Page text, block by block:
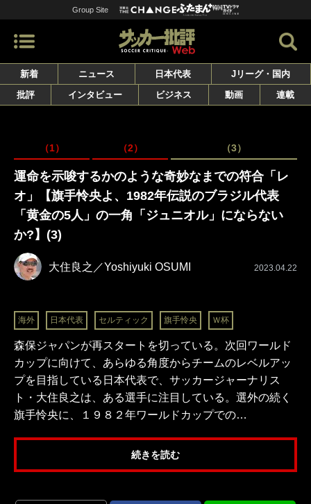
Group Site
新着 ニュース 日本代表
Jリーグ・国内
批評
インタビュー ビジネス 動画 連載
（1） （2） （3）
運命を示唆するかのような奇妙なまでの符合「レ
オ」【旗手怜央よ、1982年伝説のブラジル代表
「黄金の5人」の一角「ジュニオル」にならない
か?】(3)
大住良之／Yoshiyuki OSUMI 2023.04.22
海外 日本代表 セルティック 旗手怜央 Ｗ杯
森保ジャパンが再スタートを切っている。次回ワールド
カップに向けて、あらゆる角度からチームのレベルアッ
プを目指している日本代表で、サッカージャーナリス
ト・大住良之は、ある選手に注目している。選外の続く
旗手怜央に、１９８２年ワールドカップでの…
続きを読む